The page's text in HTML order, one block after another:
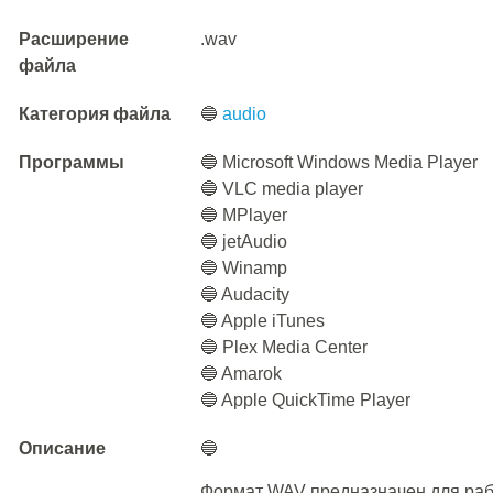
Расширение
файла
.wav
Категория файла 🔵audio
Программы
🔵 Microsoft Windows Media Player
🔵 VLC media player
🔵 MPlayer
🔵 jetAudio
🔵 Winamp
🔵 Audacity
🔵 Apple iTunes
🔵 Plex Media Center
🔵 Amarok
🔵 Apple QuickTime Player
Описание 🔵